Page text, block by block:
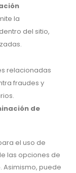
la
del sitio,
relacionadas
fraudes y
de
el uso de
las opciones de
Asimismo, puede